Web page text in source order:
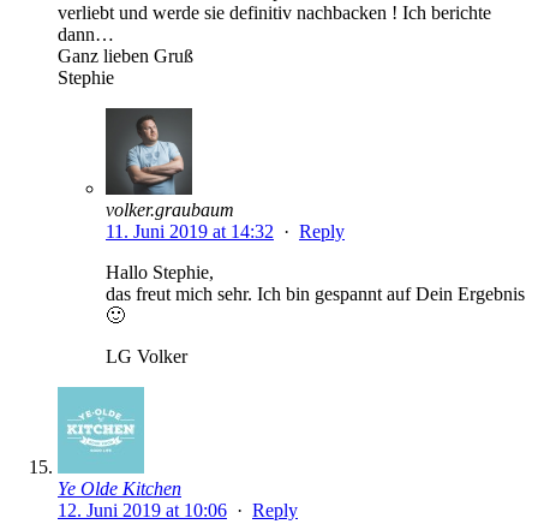
verliebt und werde sie definitiv nachbacken ! Ich berichte
dann…
Ganz lieben Gruß
Stephie
volker.graubaum
11. Juni 2019 at 14:32 · Reply
Hallo Stephie,
das freut mich sehr. Ich bin gespannt auf Dein Ergebnis
🙂
LG Volker
Ye Olde Kitchen
12. Juni 2019 at 10:06 · Reply